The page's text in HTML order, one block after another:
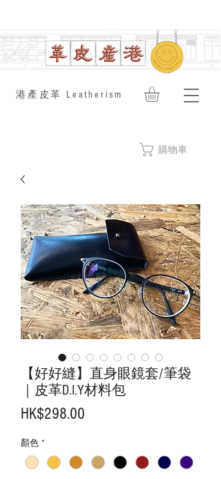
​港產皮革 Leatherism
購物車
【好好縫】直身眼鏡套/筆袋
｜皮革D.I.Y材料包
HK$298.00
顏色 *